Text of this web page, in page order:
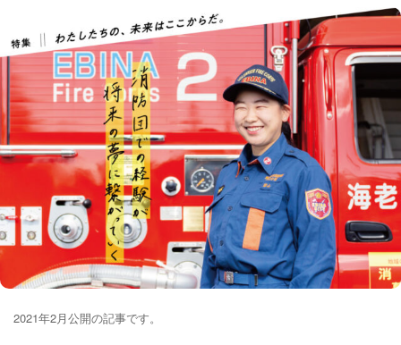
2021年2月公開の記事です。